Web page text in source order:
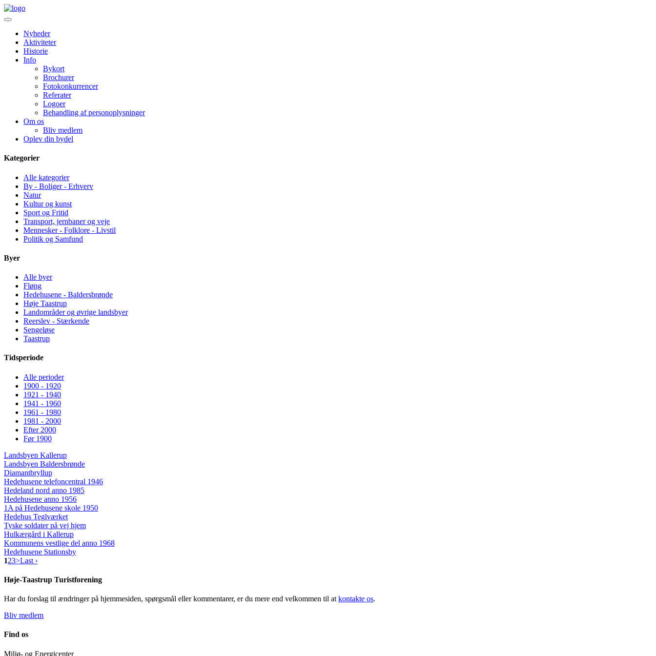
Nyheder
Aktiviteter
Historie
Info
Bykort
Brochurer
Fotokonkurrencer
Referater
Logoer
Behandling af personoplysninger
Om os
Bliv medlem
Oplev din bydel
Kategorier
Alle kategorier
By - Boliger - Erhverv
Natur
Kultur og kunst
Sport og Fritid
Transport, jernbaner og veje
Mennesker - Folklore - Livstil
Politik og Samfund
Byer
Alle byer
Fløng
Hedehusene - Baldersbrønde
Høje Taastrup
Landområder og øvrige landsbyer
Reerslev - Stærkende
Sengeløse
Taastrup
Tidsperiode
Alle perioder
1900 - 1920
1921 - 1940
1941 - 1960
1961 - 1980
1981 - 2000
Efter 2000
Før 1900
Landsbyen Kallerup
Landsbyen Baldersbrønde
Diamantbryllup
Hedehusene telefoncentral 1946
Hedeland nord anno 1985
Hedehusene anno 1956
1A på Hedehusene skole 1950
Hedehus Teglværket
Tyske soldater på vej hjem
Hulkærgård i Kallerup
Kommunens vestlige del anno 1968
Hedehusene Stationsby
123>Last ›
Høje-Taastrup Turistforening
Har du forslag til ændringer på hjemmesiden, spørgsmål eller kommentarer, er du mere end velkommen til at kontakte os.
Bliv medlem
Find os
Miljø- og Energicenter